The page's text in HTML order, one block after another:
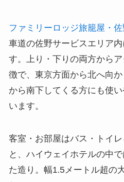
ファミリーロッジ旅籠屋・
車道の佐野サービスエリア
す。上り・下りの両方から
徴で、東京方面から北へ向
から南下してくる方にも使
います。
客室・お部屋はバス・トイ
と、ハイウェイホテルの中
た造り。幅1.5メートル超の